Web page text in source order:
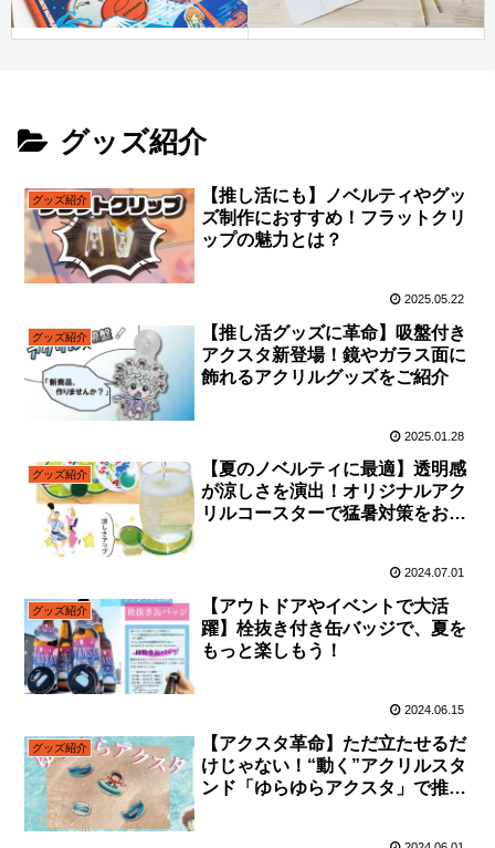
グッズ紹介
グッズ紹介
【推し活にも】ノベルティやグッ
ズ制作におすすめ！フラットクリ
ップの魅力とは？
2025.05.22
グッズ紹介
【推し活グッズに革命】吸盤付き
アクスタ新登場！鏡やガラス面に
飾れるアクリルグッズをご紹介
2025.01.28
グッズ紹介
【夏のノベルティに最適】透明感
が涼しさを演出！オリジナルアク
リルコースターで猛暑対策をおし
2024.07.01
グッズ紹介
【アウトドアやイベントで大活
躍】栓抜き付き缶バッジで、夏を
もっと楽しもう！
2024.06.15
グッズ紹介
【アクスタ革命】ただ立たせるだ
けじゃない！“動く”アクリルスタ
ンド「ゆらゆらアクスタ」で推し